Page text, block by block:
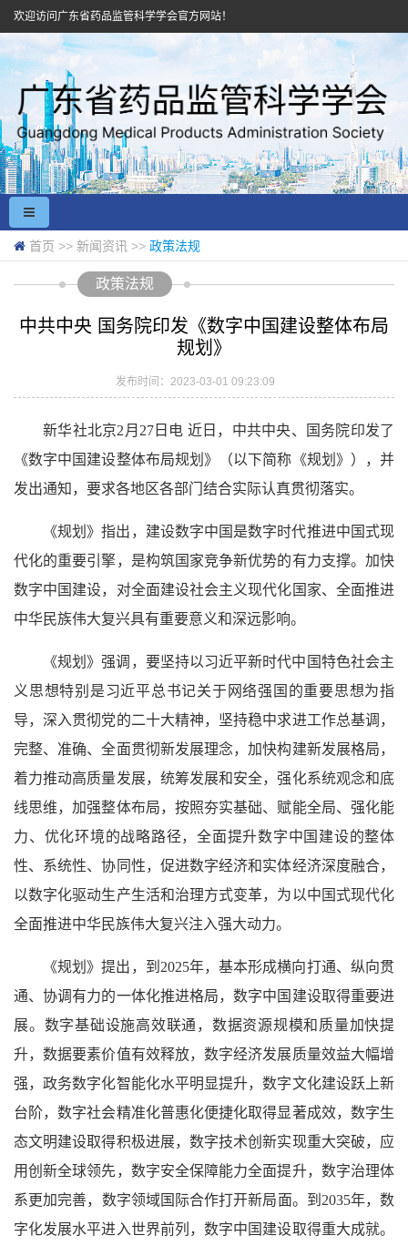
欢迎访问广东省药品监管科学学会官方网站！
首页 >> 新闻资讯 >> 政策法规
政策法规
中共中央 国务院印发《数字中国建设整体布局
规划》
发布时间：2023-03-01 09:23:09
新华社北京2月27日电 近日，中共中央、国务院印发了
《数字中国建设整体布局规划》（以下简称《规划》），并
发出通知，要求各地区各部门结合实际认真贯彻落实。
《规划》指出，建设数字中国是数字时代推进中国式现
代化的重要引擎，是构筑国家竞争新优势的有力支撑。加快
数字中国建设，对全面建设社会主义现代化国家、全面推进
中华民族伟大复兴具有重要意义和深远影响。
《规划》强调，要坚持以习近平新时代中国特色社会主
义思想特别是习近平总书记关于网络强国的重要思想为指
导，深入贯彻党的二十大精神，坚持稳中求进工作总基调，
完整、准确、全面贯彻新发展理念，加快构建新发展格局，
着力推动高质量发展，统筹发展和安全，强化系统观念和底
线思维，加强整体布局，按照夯实基础、赋能全局、强化能
力、优化环境的战略路径，全面提升数字中国建设的整体
性、系统性、协同性，促进数字经济和实体经济深度融合，
以数字化驱动生产生活和治理方式变革，为以中国式现代化
全面推进中华民族伟大复兴注入强大动力。
《规划》提出，到2025年，基本形成横向打通、纵向贯
通、协调有力的一体化推进格局，数字中国建设取得重要进
展。数字基础设施高效联通，数据资源规模和质量加快提
升，数据要素价值有效释放，数字经济发展质量效益大幅增
强，政务数字化智能化水平明显提升，数字文化建设跃上新
台阶，数字社会精准化普惠化便捷化取得显著成效，数字生
态文明建设取得积极进展，数字技术创新实现重大突破，应
用创新全球领先，数字安全保障能力全面提升，数字治理体
系更加完善，数字领域国际合作打开新局面。到2035年，数
字化发展水平进入世界前列，数字中国建设取得重大成就。